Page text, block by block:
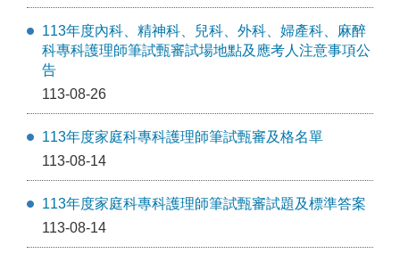
113年度內科、精神科、兒科、外科、婦產科、麻醉
科專科護理師筆試甄審試場地點及應考人注意事項公
告
113-08-26
113年度家庭科專科護理師筆試甄審及格名單
113-08-14
113年度家庭科專科護理師筆試甄審試題及標準答案
113-08-14